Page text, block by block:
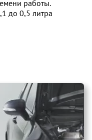
работы.
до 0,5 литра